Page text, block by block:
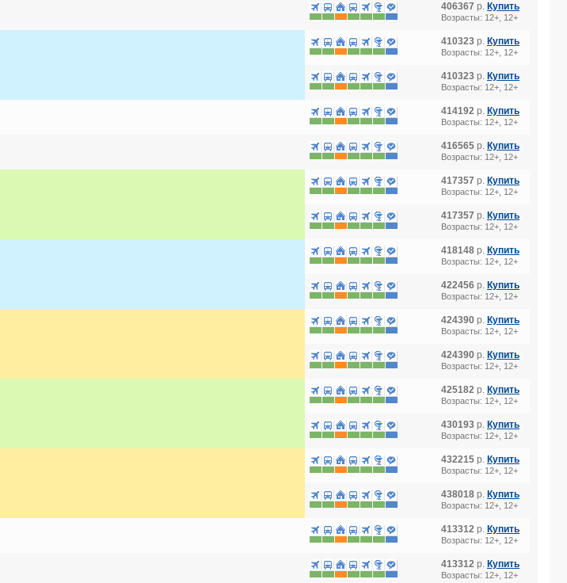
406367 р. Купить
Возрасты: 12+, 12+
410323 р. Купить
Возрасты: 12+, 12+
410323 р. Купить
Возрасты: 12+, 12+
414192 р. Купить
Возрасты: 12+, 12+
416565 р. Купить
Возрасты: 12+, 12+
417357 р. Купить
Возрасты: 12+, 12+
417357 р. Купить
Возрасты: 12+, 12+
418148 р. Купить
Возрасты: 12+, 12+
422456 р. Купить
Возрасты: 12+, 12+
424390 р. Купить
Возрасты: 12+, 12+
424390 р. Купить
Возрасты: 12+, 12+
425182 р. Купить
Возрасты: 12+, 12+
430193 р. Купить
Возрасты: 12+, 12+
432215 р. Купить
Возрасты: 12+, 12+
438018 р. Купить
Возрасты: 12+, 12+
413312 р. Купить
Возрасты: 12+, 12+
413312 р. Купить
Возрасты: 12+, 12+